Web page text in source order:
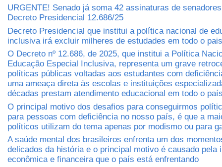
URGENTE! Senado já soma 42 assinaturas de
Decreto Presidencial 12.686/25
Decreto Presidencial que institui a política nacional de
inclusiva irá excluir milheres de estudades em todo o pais
O Decreto nº 12.686, de 2025, que institui a Política
Educação Especial Inclusiva, representa um grave
políticas públicas voltadas aos estudantes com
uma ameaça direta às escolas e instituições
décadas prestam atendimento educacional em todo o
O principal motivo dos desafios para conseguirmos
para pessoas com deficiência no nosso país, é que a
políticos utilizam do tema apenas por modismo ou para
A saúde mental dos brasileiros enfrenta um dos
delicados da história e o principal motivo é causado pela
econômica e financeira que o país está enfrentando